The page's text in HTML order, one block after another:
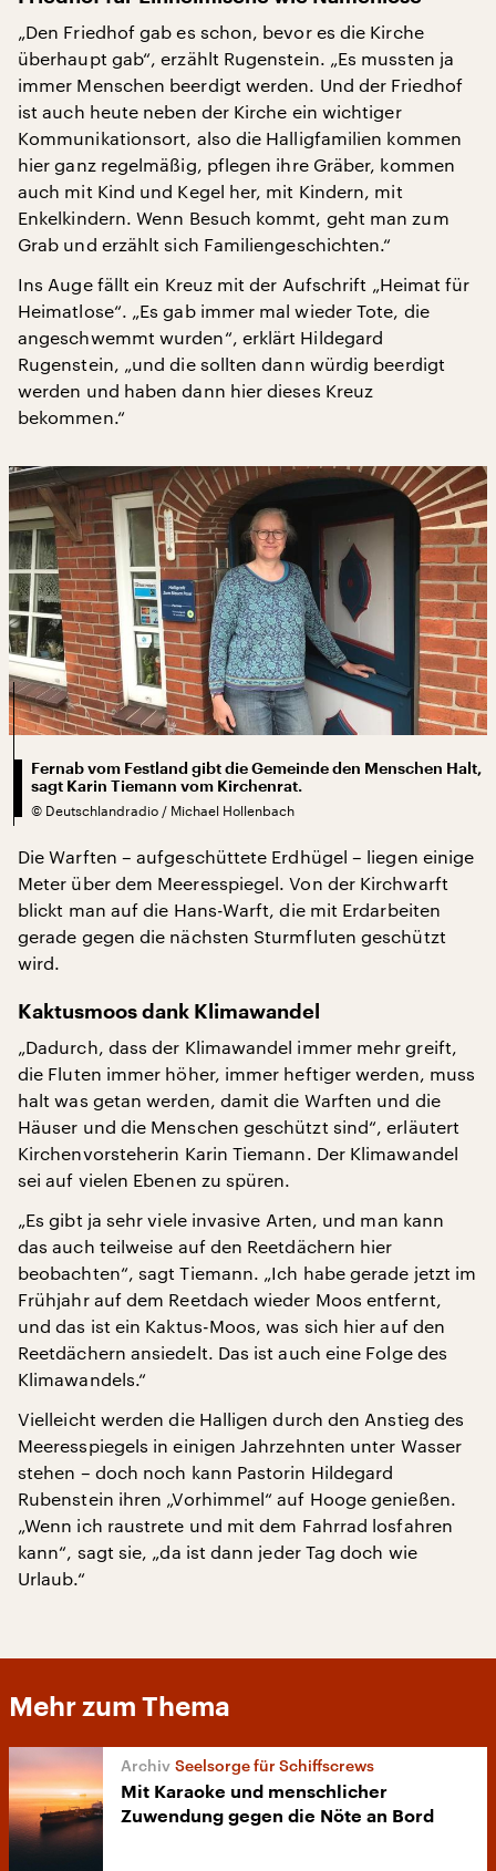
„Den Friedhof gab es schon, bevor es die Kirche
überhaupt gab“, erzählt Rugenstein. „Es mussten ja
immer Menschen beerdigt werden. Und der Friedhof
ist auch heute neben der Kirche ein wichtiger
Kommunikationsort, also die Halligfamilien kommen
hier ganz regelmäßig, pflegen ihre Gräber, kommen
auch mit Kind und Kegel her, mit Kindern, mit
Enkelkindern. Wenn Besuch kommt, geht man zum
Grab und erzählt sich Familiengeschichten.“
Ins Auge fällt ein Kreuz mit der Aufschrift „Heimat für
Heimatlose“. „Es gab immer mal wieder Tote, die
angeschwemmt wurden“, erklärt Hildegard
Rugenstein, „und die sollten dann würdig beerdigt
werden und haben dann hier dieses Kreuz
bekommen.“
Fernab vom Festland gibt die Gemeinde den Menschen Halt,
sagt Karin Tiemann vom Kirchenrat.
© Deutschlandradio / Michael Hollenbach
Die Warften – aufgeschüttete Erdhügel – liegen einige
Meter über dem Meeresspiegel. Von der Kirchwarft
blickt man auf die Hans-Warft, die mit Erdarbeiten
gerade gegen die nächsten Sturmfluten geschützt
wird.
Kaktusmoos dank Klimawandel
„Dadurch, dass der Klimawandel immer mehr greift,
die Fluten immer höher, immer heftiger werden, muss
halt was getan werden, damit die Warften und die
Häuser und die Menschen geschützt sind“, erläutert
Kirchenvorsteherin Karin Tiemann. Der Klimawandel
sei auf vielen Ebenen zu spüren.
„Es gibt ja sehr viele invasive Arten, und man kann
das auch teilweise auf den Reetdächern hier
beobachten“, sagt Tiemann. „Ich habe gerade jetzt im
Frühjahr auf dem Reetdach wieder Moos entfernt,
und das ist ein Kaktus-Moos, was sich hier auf den
Reetdächern ansiedelt. Das ist auch eine Folge des
Klimawandels.“
Vielleicht werden die Halligen durch den Anstieg des
Meeresspiegels in einigen Jahrzehnten unter Wasser
stehen – doch noch kann Pastorin Hildegard
Rubenstein ihren „Vorhimmel“ auf Hooge genießen.
„Wenn ich raustrete und mit dem Fahrrad losfahren
kann“, sagt sie, „da ist dann jeder Tag doch wie
Urlaub.“
Mehr zum Thema
Seelsorge für Schiffscrews
Mit Karaoke und menschlicher
Zuwendung gegen die Nöte an Bord